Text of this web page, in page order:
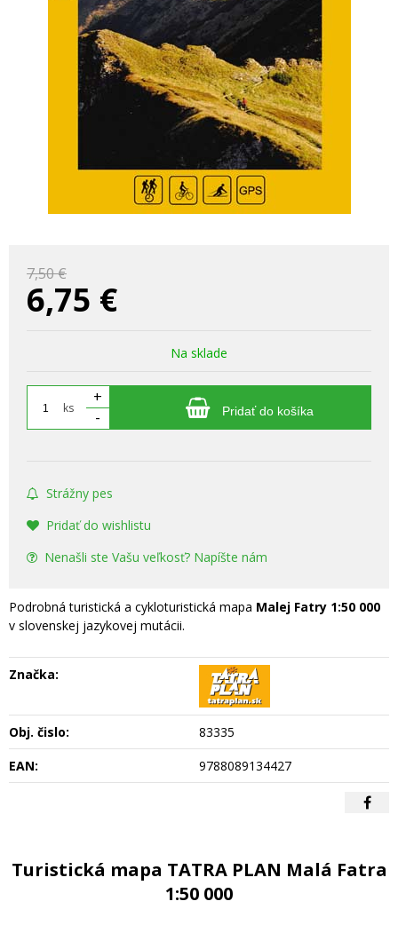
7,50 €
6,75 €
Na sklade
ks
+
-
Pridať do košíka
Strážny pes
Pridať do wishlistu
Nenašli ste Vašu veľkosť? Napíšte nám
Podrobná turistická a cykloturistická mapa Malej Fatry 1:50 000
v slovenskej jazykovej mutácii.
Značka:
Obj. čislo:
83335
EAN:
9788089134427
Turistická mapa TATRA PLAN Malá Fatra
1:50 000